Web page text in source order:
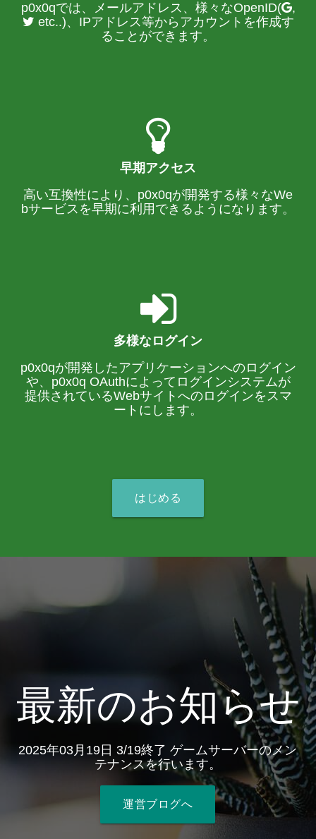
p0x0qでは、メールアドレス、様々なOpenID(
,
etc..)、IPアドレス等からアカウントを作成す
ることができます。
早期アクセス
高い互換性により、p0x0qが開発する様々なWe
bサービスを早期に利用できるようになります。
多様なログイン
p0x0qが開発したアプリケーションへのログイン
や、p0x0q OAuthによってログインシステムが
提供されているWebサイトへのログインをスマ
ートにします。
はじめる
最新のお知らせ
2025年03月19日 3/19終了 ゲームサーバーのメン
テナンスを行います。
運営ブログへ